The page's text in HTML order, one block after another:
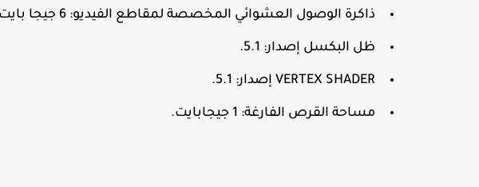
ذاكرة الوصول العشوائي المخصصة لمقاطع الفيديو: 6 جيجا بايت.
ظل البكسل إصدار: 5.1.
VERTEX SHADER إصدار: 5.1.
مساحة القرص الفارغة: 1 جيجابايت.